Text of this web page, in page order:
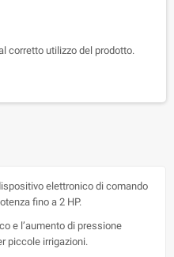
corretto utilizzo del prodotto.
elettronico di comando
fino a 2 HP.
e l’aumento di pressione
piccole irrigazioni.